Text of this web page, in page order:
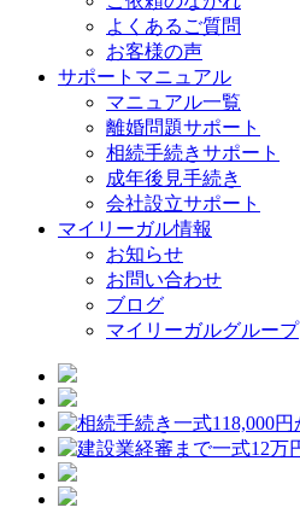
よくあるご質問
お客様の声
サポートマニュアル
マニュアル一覧
離婚問題サポート
相続手続きサポート
成年後見手続き
会社設立サポート
マイリーガル情報
お知らせ
お問い合わせ
ブログ
マイリーガルグループ